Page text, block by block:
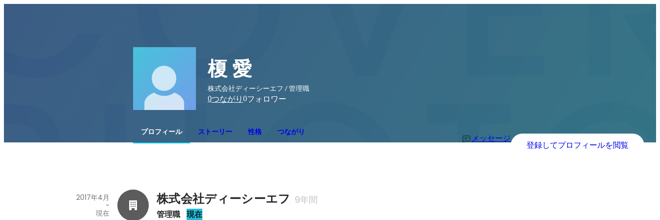
榎 愛
株式会社ディーシーエフ / 管理職
0つながり 0フォロワー
プロフィール ストーリー 性格 つながり
メッセージ
登録してプロフィールを閲覧
株式会社ディーシーエフ 9年間
管理職 現在
2017年4月
-
現在